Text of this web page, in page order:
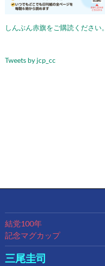
しんぶん赤旗をご購読ください。
Tweets by jcp_cc
結党100年
記念マグカップ
三尾圭司